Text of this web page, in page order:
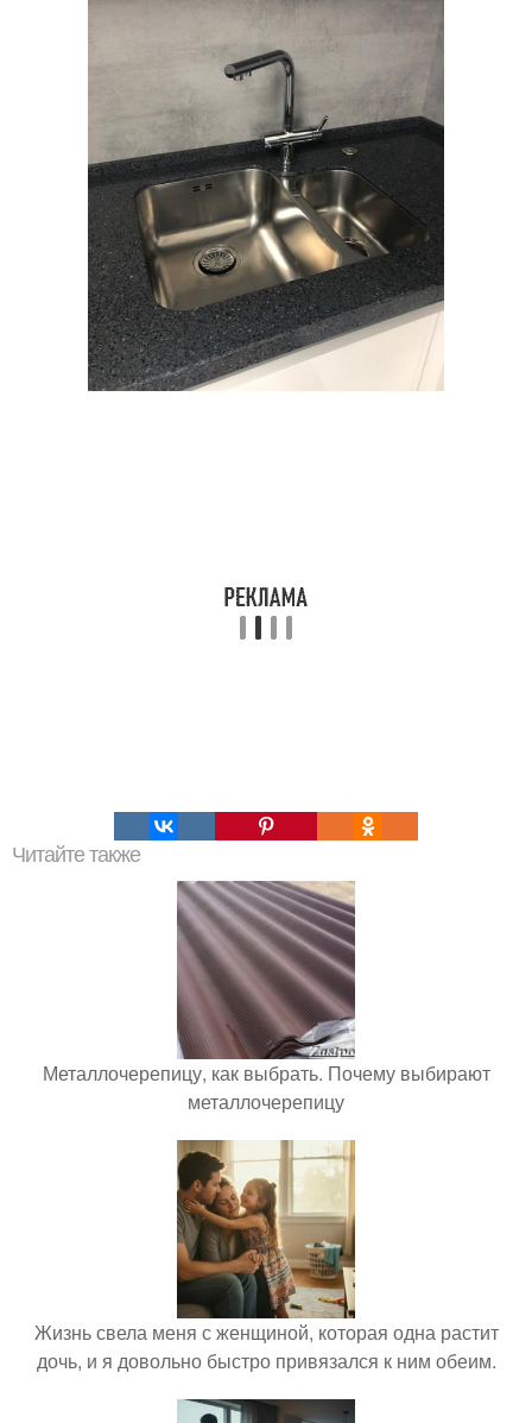
Читайте также
Металлочерепицу, как выбрать. Почему выбирают
металлочерепицу
Жизнь свела меня с женщиной, которая одна растит
дочь, и я довольно быстро привязался к ним обеим.